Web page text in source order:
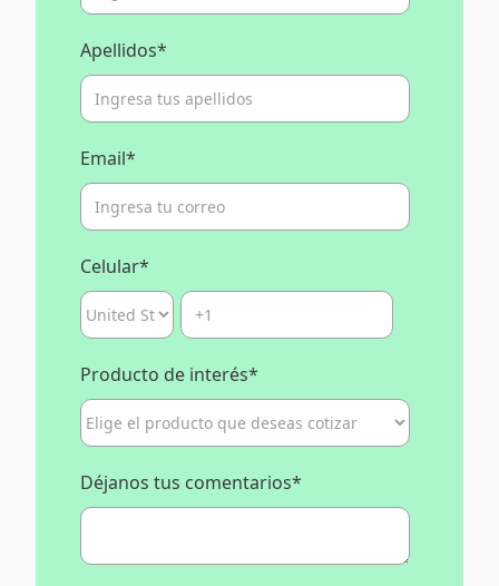
Apellidos*
Email*
Celular*
Producto de interés*
Déjanos tus comentarios*